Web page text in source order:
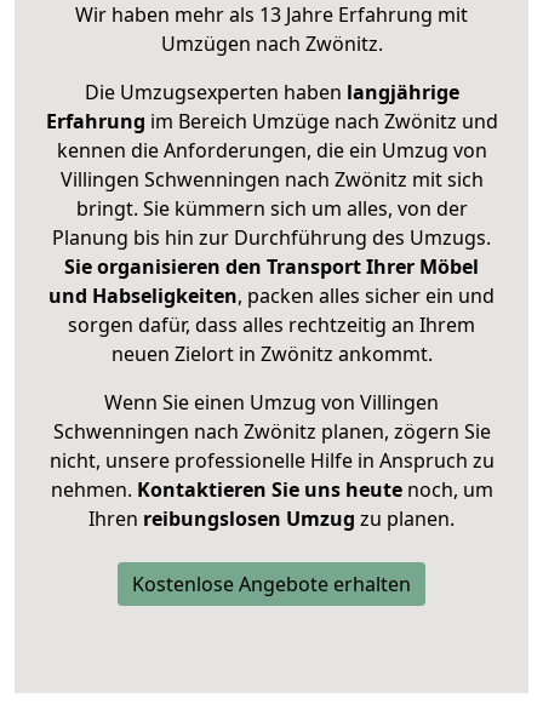
Wir haben mehr als 13 Jahre Erfahrung mit
Umzügen nach Zwönitz.
Die Umzugsexperten haben langjährige
Erfahrung im Bereich Umzüge nach Zwönitz und
kennen die Anforderungen, die ein Umzug von
Villingen Schwenningen nach Zwönitz mit sich
bringt. Sie kümmern sich um alles, von der
Planung bis hin zur Durchführung des Umzugs.
Sie organisieren den Transport Ihrer Möbel
und Habseligkeiten, packen alles sicher ein und
sorgen dafür, dass alles rechtzeitig an Ihrem
neuen Zielort in Zwönitz ankommt.
Wenn Sie einen Umzug von Villingen
Schwenningen nach Zwönitz planen, zögern Sie
nicht, unsere professionelle Hilfe in Anspruch zu
nehmen. Kontaktieren Sie uns heutenoch, um
Ihren reibungslosen Umzug zu planen.
Kostenlose Angebote erhalten